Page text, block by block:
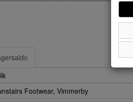
Footwear, Vimmerby